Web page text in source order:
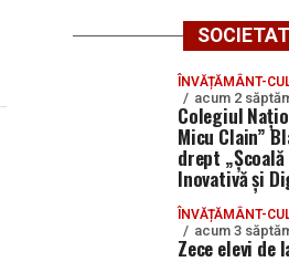
ÎNVĂȚĂMÂNT-
acum 2
Colegiul
Micu Clain”
drept
Inovativă și
ÎNVĂȚĂMÂNT-
acum 3
Zece elevi de